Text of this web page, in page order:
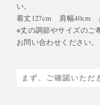
い。
着丈127cm 肩幅40cm
※丈の調節やサイズのご
お問い合わせください。
まず、ご確認いただ